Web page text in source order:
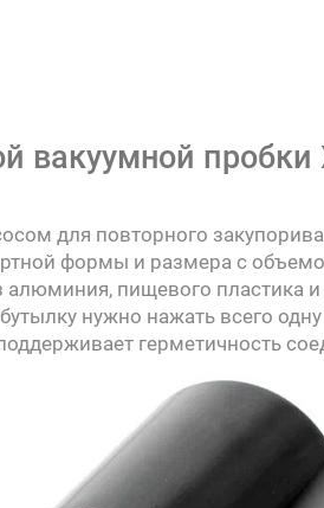
вакуумной
для повторного
формы и размера с
пищевого пластика
нужно нажать всего
герметичность